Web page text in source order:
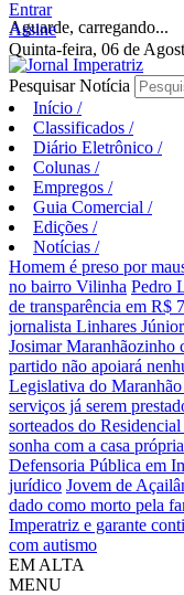
Aguarde, carregando...
Entrar
Assine
Quinta-feira, 06 de
Pesquisar Notícia
Início /
Classificados /
Diário Eletrônico /
Colunas /
Empregos /
Guia Comercial /
Edições /
Notícias /
Homem é preso por
no bairro Vilinha Pedro
de transparência em R$
jornalista Linhares
Josimar Maranhãozinho
partido não apoiará
Legislativa do Maranhão
serviços já serem
sorteados do
sonha com a casa própria
Defensoria Pública em
jurídico Jovem de
dado como morto pela
Imperatriz e garante
com autismo
EM ALTA
MENU